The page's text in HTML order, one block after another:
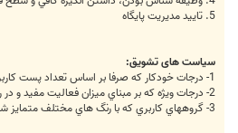
5. تاييد مديريت پايگاه
سیاست های تشویق:
1- درجات خودکار که صرفا بر اساس تعداد پست کاربران به صورت خودکار توسط سيستم مديريتي اعطا ميگردد.
2- درجات ويژه که بر مبناي ميزان فعاليت مفيد و در راستاي اهداف پايگاه و در چارچوب قوانين انجمن با نظر مستقيم مديريت پايگاه به کاربران اعطا ميگردد.
3- گروههاي کاربري که با رنگ هاي مختلف متمايز شده، دسترسيهاي متفاوتي داشته و بر اساس قابليت‌ها و درجات ويژه‌ي کاربري با نظر مستقيم مديريت پايگاه به کاربران اعطا ميگردد.